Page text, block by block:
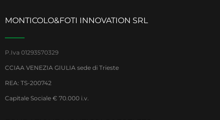
MONTICOLO&FOTI INNOVATION SRL
P.Iva 01293570329
CCIAA VENEZIA GIULIA sede di Trieste
REA: TS-200742
Capitale Sociale € 70.000 i.v.